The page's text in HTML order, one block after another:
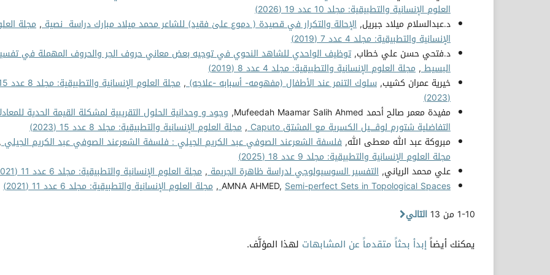
العلوم الإنسانية والتطبيقية: مجلد 10 عدد 19 (2026)
د.عبدالسلام ميلاد جبريل, الإحالة والتكرار في قصيدة ( دموع علىٰ فقيد) للشاعر محمد ميلاد مبارك دراسة نصية, مجلة
الإنسانية والتطبيقية: مجلد 4 عدد 7 (2019)
د.فتحي حسن علي خطاب, توظيف الواحدي للشاهد النحوي في توجيه بعض معاني حروف الجر والحروف المهملة في
البسيط, مجلة العلوم الإنسانية والتطبيقية: مجلد 4 عدد 8 (2019)
خيرية عمران كشيب, سلوك التنمر عند الأطفال (مفهومه- أسبابه -علاجه),
مجلة العلوم الإنسانية
(2023)
مفيدة معمر صالح أحمد Mufeedah Maamar Salih Ahmed,
وجود و وحدانية الحلول التقريبية لمشكلة القيمة الحدية
التفاضلية شتورم لوﭬــــيل الكسرية مع المشتق Caputo
, مجلة العلوم الإنسانية والتطبيقية: مجلد 8 عدد 15 (2023)
مبروكة عبد الله معطى الله, فلسفة الشعرعند الصوفي عبد الكريم الجيلي : فلسفة الشعرعند الصوفي عبد الكريم الجيلي
مجلة العلوم الإنسانية والتطبيقية: مجلد 9 عدد 18 (2025)
علي محمد الرياني, التفسير السوسيولوجي لدراسة ظاهرة الجريمة, مجلة العلوم الإنسانية والتطبيقية: مجلد 6 عدد 11 (2021)
AMNA AHMED, Semi-perfect Sets in Topological Spaces
, مجلة العلوم الإنسانية والتطبيقية: مجلد 6 عدد 11 (2021)
1-10 من 13
التالي
يمكنك أيضاًإبدأ بحثاً متقدماً عن المشابهات لهذا المؤلَّف.